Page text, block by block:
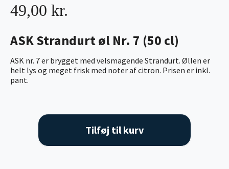
ASK Strandurt øl Nr. 7 (50 cl)
ASK nr. 7 er brygget med velsmagende Strandurt. Øllen er
helt lys og meget frisk med noter af citron. Prisen er inkl.
pant.
49,00 kr.
Tilføj til kurv